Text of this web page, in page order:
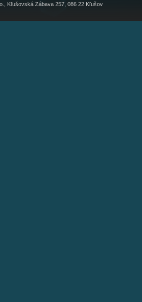
Kľušovská Zábava 257, 086 22 Kľušov